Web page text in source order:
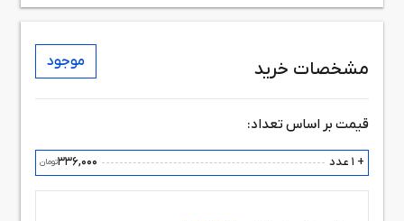
مشخصات خرید موجود
قیمت بر اساس تعداد:
+ 1 عدد 336,000تومان